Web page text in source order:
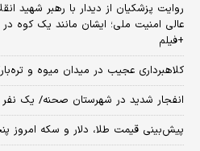
روایت پزشکیان از دیدار با رهبر شهید
عالی امنیت ملی؛ ایشان مانند یک کوه
+فیلم
کلاهبرداری عجیب در میدان میوه و تره‌بار/
انفجار شدید در شهرستان صحنه/ یک
پیش‌بینی قیمت طلا، دلار و سکه امروز پنجشنبه ۱۵